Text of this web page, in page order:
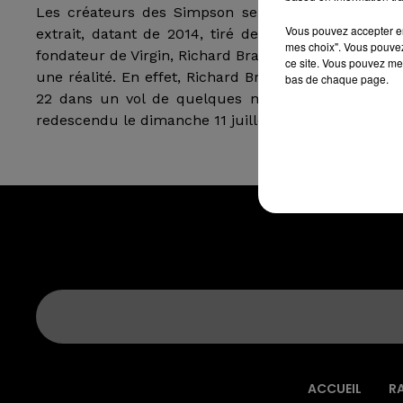
Les créateurs des Simpson semblent avoir des
extrait, datant de 2014, tiré de l’épisode "L’art
fondateur de Virgin, Richard Branson, dans
une réalité. En effet, Richard Branson a pris place
22 dans un vol de quelques minutes seulement.
redescendu le dimanche 11 juillet.
ACCUEIL
Vous pouvez accepter
mes choix". Vous
ce site. Vous pouvez
bas de chaque page.